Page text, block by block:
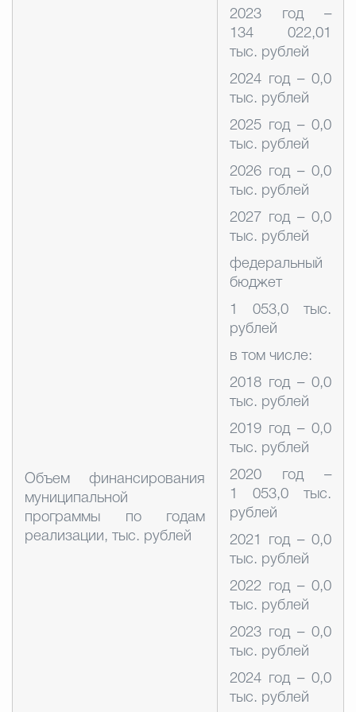
Объем финансирования
муниципальной
программы по годам
реализации, тыс. рублей
2023 год –
134 022,01
тыс. рублей
2024 год – 0,0
тыс. рублей
2025 год – 0,0
тыс. рублей
2026 год – 0,0
тыс. рублей
2027 год – 0,0
тыс. рублей
федеральный
бюджет
1 053,0 тыс.
рублей
в том числе:
2018 год – 0,0
тыс. рублей
2019 год – 0,0
тыс. рублей
2020 год –
1 053,0 тыс.
рублей
2021 год – 0,0
тыс. рублей
2022 год – 0,0
тыс. рублей
2023 год – 0,0
тыс. рублей
2024 год – 0,0
тыс. рублей